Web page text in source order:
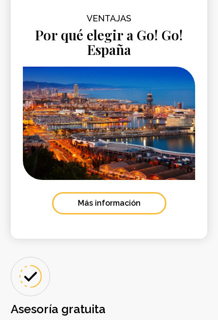
VENTAJAS
Por qué elegir a Go! Go!
España
Más información
Asesoría gratuita